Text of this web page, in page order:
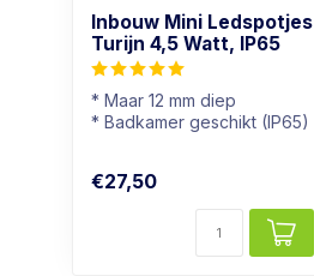
Inbouw Mini Ledspotjes
Turijn 4,5 Watt, IP65
* Maar 12 mm diep
* Badkamer geschikt (IP65)
€27,50